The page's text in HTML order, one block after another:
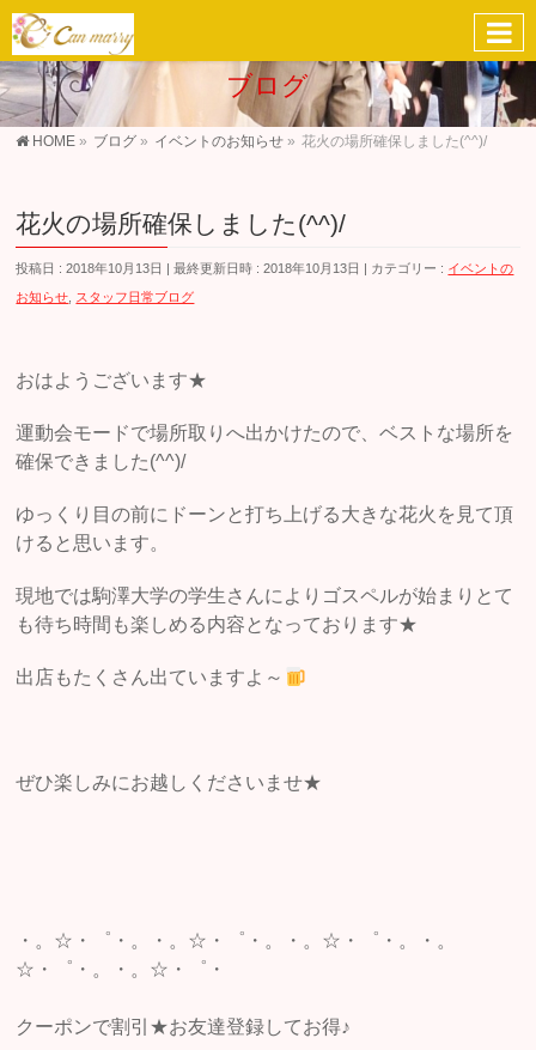
ブログ
HOME » ブログ » イベントのお知らせ » 花火の場所確保しました(^^)/
花火の場所確保しました(^^)/
投稿日 : 2018年10月13日 最終更新日時 : 2018年10月13日 カテゴリー : イベントの
お知らせ スタッフ日常ブログ
おはようございます★
運動会モードで場所取りへ出かけたので、ベストな場所を
確保できました(^^)/
ゆっくり目の前にドーンと打ち上げる大きな花火を見て頂
けると思います。
現地では駒澤大学の学生さんによりゴスペルが始まりとて
も待ち時間も楽しめる内容となっております★
出店もたくさん出ていますよ～
ぜひ楽しみにお越しくださいませ★
・。☆・゜・。・。☆・゜・。・。☆・゜・。・。
☆・゜・。・。☆・゜・
クーポンで割引★お友達登録してお得♪